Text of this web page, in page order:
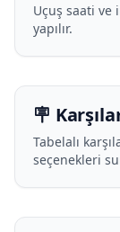
Uçuş saati ve
yapılır.
🪧
Tabelalı
seçenekleri